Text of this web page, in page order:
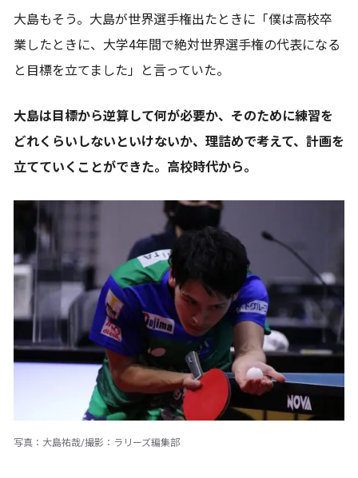
大島もそう。大島が世界選手権出たときに「僕は高校卒
業したときに、大学4年間で絶対世界選手権の代表になる
と目標を立てました」と言っていた。
大島は目標から逆算して何が必要か、そのために練習を
どれくらいしないといけないか、理詰めで考えて、計画を
立てていくことができた。高校時代から。
写真：大島祐哉/撮影：ラリーズ編集部